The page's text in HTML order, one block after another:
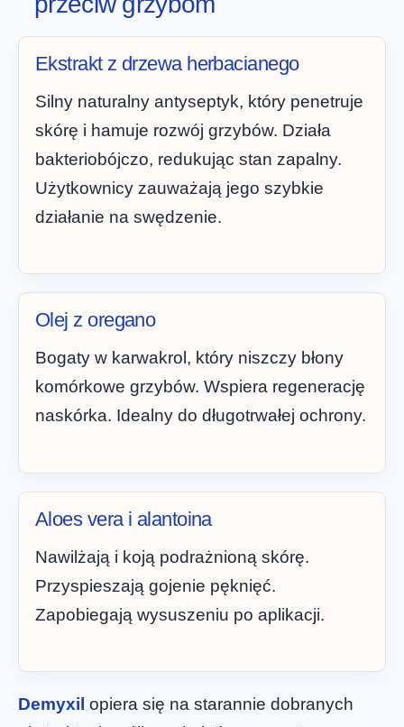
Ekstrakt z drzewa herbacianego
Silny naturalny antyseptyk, który penetruje
skórę i hamuje rozwój grzybów. Działa
bakteriobójczo, redukując stan zapalny.
Użytkownicy zauważają jego szybkie
działanie na swędzenie.
Olej z oregano
Bogaty w karwakrol, który niszczy błony
komórkowe grzybów. Wspiera regenerację
naskórka. Idealny do długotrwałej ochrony.
Aloes vera i alantoina
Nawilżają i koją podrażnioną skórę.
Przyspieszają gojenie pęknięć.
Zapobiegają wysuszeniu po aplikacji.
Demyxil opiera się na starannie dobranych